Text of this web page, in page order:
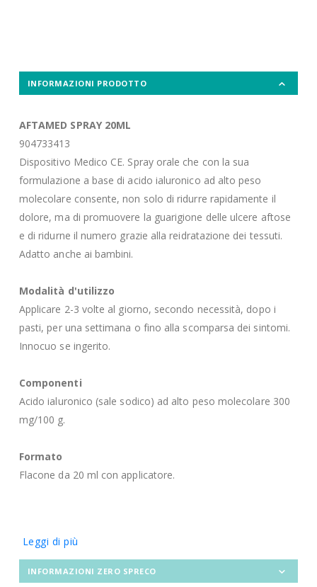
INFORMAZIONI PRODOTTO
AFTAMED SPRAY 20ML
904733413
Dispositivo Medico CE. Spray orale che con la sua
formulazione a base di acido ialuronico ad alto peso
molecolare consente, non solo di ridurre rapidamente il
dolore, ma di promuovere la guarigione delle ulcere aftose
e di ridurne il numero grazie alla reidratazione dei tessuti.
Adatto anche ai bambini.
Modalità d'utilizzo
Applicare 2-3 volte al giorno, secondo necessità, dopo i
pasti, per una settimana o fino alla scomparsa dei sintomi.
Innocuo se ingerito.
Componenti
Acido ialuronico (sale sodico) ad alto peso molecolare 300
mg/100 g.
Formato
Flacone da 20 ml con applicatore.
Leggi di più
INFORMAZIONI ZERO SPRECO